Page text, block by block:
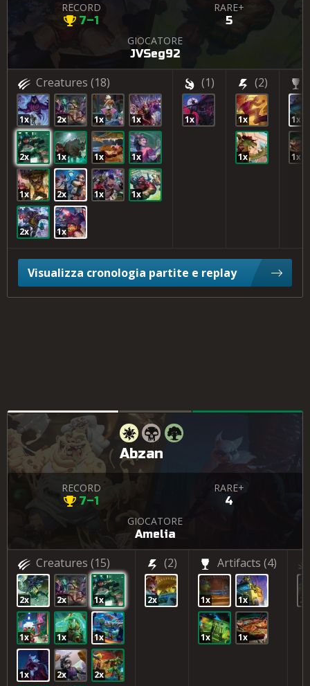
RECORD
7–1
RARE+
5
GIOCATORE
JVSeg92
Creatures (18)
1x 2x 1x 1x
2x 1x 1x 1x
1x 2x 1x 1x
2x 1x
(1)
1x
(2)
1x
1x
1x
1x
Visualizza cronologia partite e replay
Abzan
RECORD
7–1
RARE+
4
GIOCATORE
Amelia
Creatures (15)
2x 2x 1x
1x 1x 1x
1x 2x 2x
(2)
2x
Artifacts (4)
1x 1x
1x 1x
2x